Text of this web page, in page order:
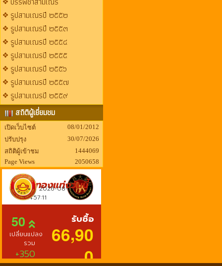
รูปสามเณรปี ๒๕๕๒
รูปสามเณรปี ๒๕๕๓
รูปสามเณรปี ๒๕๕๔
รูปสามเณรปี ๒๕๕๕
รูปสามเณรปี ๒๕๕๖
รูปสามเณรปี ๒๕๕๗
รูปสามเณรปี ๒๕๕๙
สถิติผู้เยี่ยมชม
เปิดเว็บไซต์
08/01/2012
ปรับปรุง
30/07/2026
สถิติผู้เข้าชม
1444069
Page Views
2050658